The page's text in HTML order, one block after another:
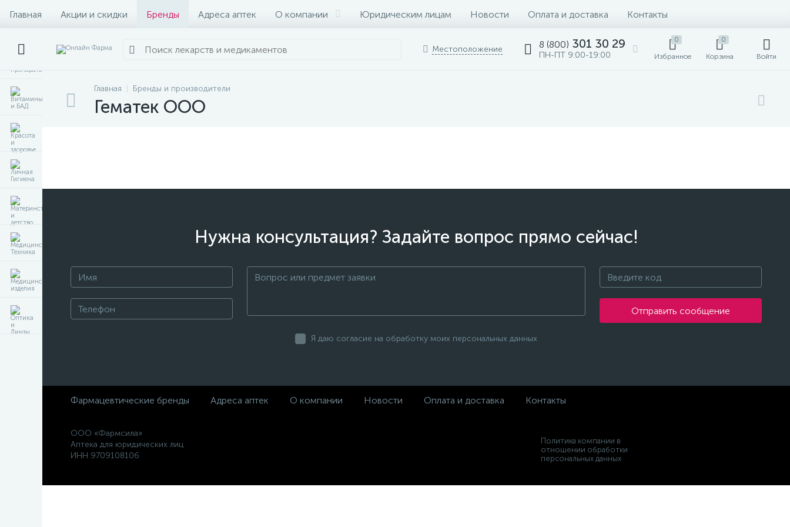
Главная Акции и скидки Бренды Адреса аптек О компании Юридическим лицам Новости Оплата и доставка Контакты
Местоположение 8 (800) 301 30 29
ПН-ПТ 9:00-19:00
0
Избранное
0
Корзина Войти
Главная Бренды и производители
Гематек ООО
Нужна консультация? Задайте вопрос прямо сейчас!
Отправить сообщение
Я даю согласие на обработку моих персональных данных
Фармацевтические бренды Адреса аптек О компании Новости Оплата и доставка Контакты
ООО «Фармсила»
Аптека для юридических лиц
ИНН 9709108106
Политика компании в
отношении обработки
персональных данных